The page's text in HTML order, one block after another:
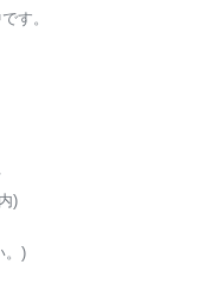
す。
)
。)